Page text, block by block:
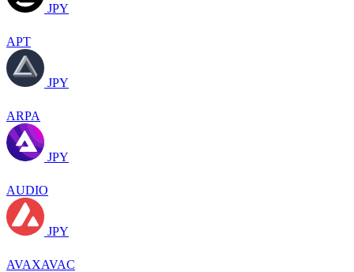
JPY
APT
JPY
ARPA
JPY
AUDIO
JPY
AVAXAVAC